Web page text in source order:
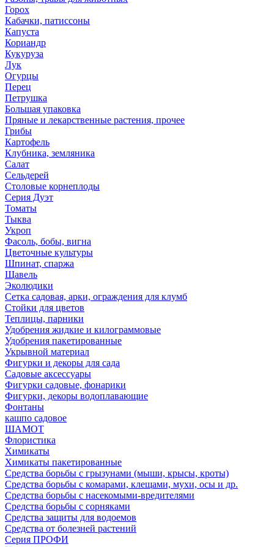
Горох
Кабачки, патиссоны
Капуста
Кориандр
Кукуруза
Лук
Огурцы
Перец
Петрушка
Большая упаковка
Пряные и лекарственные растения, прочее
Грибы
Картофель
Клубника, земляника
Салат
Сельдерей
Столовые корнеплоды
Серия Дуэт
Томаты
Тыква
Укроп
Фасоль, бобы, вигна
Цветочные культуры
Шпинат, спаржа
Щавель
Эколюдики
Сетка садовая, арки, ограждения для клумб
Стойки для цветов
Теплицы, парники
Удобрения жидкие и килограммовые
Удобрения пакетированные
Укрывной материал
Фигурки и декоры для сада
Садовые аксессуары
Фигурки садовые, фонарики
Фигурки, декоры водоплавающие
Фонтаны
кашпо садовое
ШАМОТ
Флористика
Химикаты
Химикаты пакетированные
Средства борьбы с грызунами (мыши, крысы, кроты)
Средства борьбы с комарами, клещами, мухи, осы и др.
Средства борьбы с насекомыми-вредителями
Средства борьбы с сорняками
Средства защиты для водоемов
Средства от болезней растений
Серия ПРОФИ